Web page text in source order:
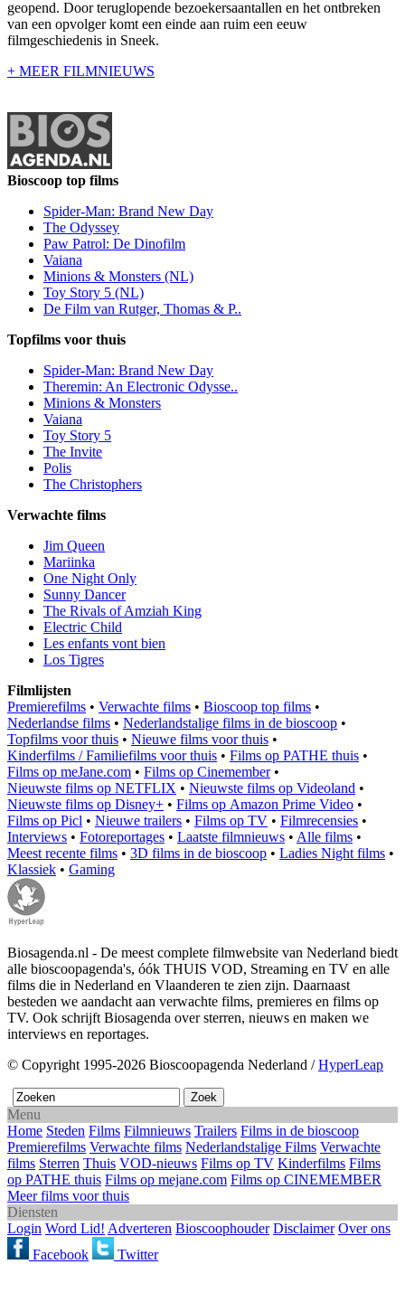
geopend. Door teruglopende bezoekersaantallen en het ontbreken
van een opvolger komt een einde aan ruim een eeuw
filmgeschiedenis in Sneek.
+ MEER FILMNIEUWS
Bioscoop top films
Spider-Man: Brand New Day
The Odyssey
Paw Patrol: De Dinofilm
Vaiana
Minions & Monsters (NL)
Toy Story 5 (NL)
De Film van Rutger, Thomas & P..
Topfilms voor thuis
Spider-Man: Brand New Day
Theremin: An Electronic Odysse..
Minions & Monsters
Vaiana
Toy Story 5
The Invite
Polis
The Christophers
Verwachte films
Jim Queen
Mariinka
One Night Only
Sunny Dancer
The Rivals of Amziah King
Electric Child
Les enfants vont bien
Los Tigres
Filmlijsten
Premierefilms • Verwachte films • Bioscoop top films •
Nederlandse films • Nederlandstalige films in de bioscoop •
Topfilms voor thuis • Nieuwe films voor thuis •
Kinderfilms / Familiefilms voor thuis • Films op PATHE thuis •
Films op meJane.com • Films op Cinemember•
Nieuwste films op NETFLIX • Nieuwste films op Videoland •
Nieuwste films op Disney+ • Films op Amazon Prime Video •
Films op Picl • Nieuwe trailers • Films op TV • Filmrecensies •
Interviews • Fotoreportages • Laatste filmnieuws • Alle films •
Meest recente films • 3D films in de bioscoop • Ladies Night films •
Klassiek • Gaming
Biosagenda.nl - De meest complete filmwebsite van Nederland biedt
alle bioscoopagenda's, óók THUIS VOD, Streaming en TV en alle
films die in Nederland en Vlaanderen te zien zijn. Daarnaast
besteden we aandacht aan verwachte films, premieres en films op
TV. Ook schrijft Biosagenda over sterren, nieuws en maken we
interviews en reportages.
© Copyright 1995-2026 Bioscoopagenda Nederland /HyperLeap
Menu
Home Steden Films Filmnieuws Trailers Films in de bioscoop
Premierefilms Verwachte films Nederlandstalige Films Verwachte
films Sterren Thuis VOD-nieuws Films op TV Kinderfilms Films
op PATHE thuis Films op mejane.com Films op CINEMEMBER
Meer films voor thuis
Diensten
Login Word Lid! Adverteren Bioscoophouder Disclaimer Over ons
Facebook
Twitter